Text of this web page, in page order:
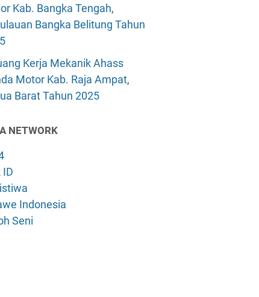
Kab. Bangka Tengah,
Bangka Belitung Tahun
Kerja Mekanik Ahass
Motor Kab. Raja Ampat,
Barat Tahun 2025
NETWORK
ID
Indonesia
Seni